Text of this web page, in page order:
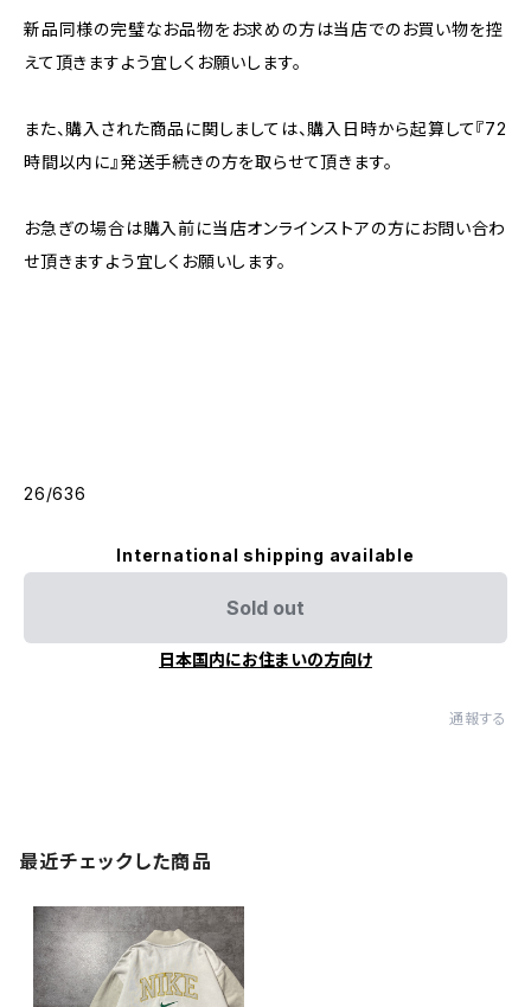
新品同様の完璧なお品物をお求めの方は当店でのお買い物を控
えて頂きますよう宜しくお願いします。
また、購入された商品に関しましては、購入日時から起算して『72
時間以内に』発送手続きの方を取らせて頂きます。
お急ぎの場合は購入前に当店オンラインストアの方にお問い合わ
せ頂きますよう宜しくお願いします。
26/636
International shipping available
Sold out
日本国内にお住まいの方向け
通報する
最近チェックした商品